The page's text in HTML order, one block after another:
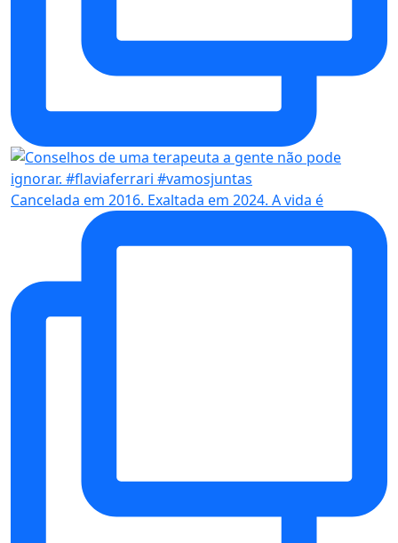
Cancelada em 2016. Exaltada em 2024. A vida é